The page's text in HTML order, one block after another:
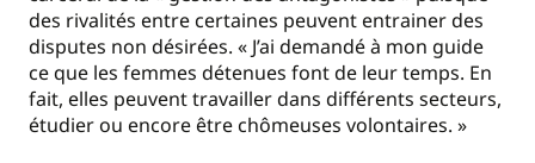
des rivalités entre certaines peuvent entrainer des
disputes non désirées. « J’ai demandé à mon guide
ce que les femmes détenues font de leur temps. En
fait, elles peuvent travailler dans différents secteurs,
étudier ou encore être chômeuses volontaires. »